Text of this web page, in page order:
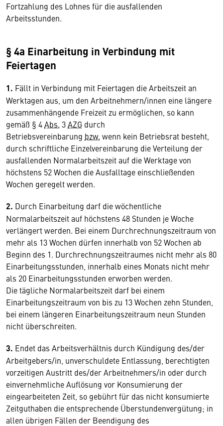
Fortzahlung des Lohnes für die ausfallenden
Arbeitsstunden.
§ 4a Einarbeitung in Verbindung mit
Feiertagen
1. Fällt in Verbindung mit Feiertagen die Arbeitszeit an
Werktagen aus, um den Arbeitnehmern/innen eine längere
zusammenhängende Freizeit zu ermöglichen, so kann
gemäß § 4Abs. 3AZG durch
Betriebsvereinbarung bzw. wenn kein Betriebsrat besteht,
durch schriftliche Einzelvereinbarung die Verteilung der
ausfallenden Normalarbeitszeit auf die Werktage von
höchstens 52 Wochen die Ausfalltage einschließenden
Wochen geregelt werden.
2. Durch Einarbeitung darf die wöchentliche
Normalarbeitszeit auf höchstens 48 Stunden je Woche
verlängert werden. Bei einem Durchrechnungszeitraum von
mehr als 13 Wochen dürfen innerhalb von 52 Wochen ab
Beginn des 1. Durchrechnungszeitraumes nicht mehr als 80
Einarbeitungsstunden, innerhalb eines Monats nicht mehr
als 20 Einarbeitungsstunden erworben werden.
Die tägliche Normalarbeitszeit darf bei einem
Einarbeitungszeitraum von bis zu 13 Wochen zehn Stunden,
bei einem längeren Einarbeitungszeitraum neun Stunden
nicht überschreiten.
3. Endet das Arbeitsverhältnis durch Kündigung des/der
Arbeitgebers/in, unverschuldete Entlassung, berechtigten
vorzeitigen Austritt des/der Arbeitnehmers/in oder durch
einvernehmliche Auflösung vor Konsumierung der
eingearbeiteten Zeit, so gebührt für das nicht konsumierte
Zeitguthaben die entsprechende Überstundenvergütung; in
allen übrigen Fällen der Beendigung des